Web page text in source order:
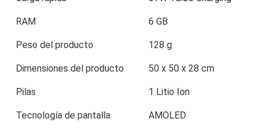
RAM 6 GB
Peso del producto 128 g
Dimensiones del producto 50 x 50 x 28 cm
Pilas 1 Litio Ion
Tecnología de pantalla AMOLED